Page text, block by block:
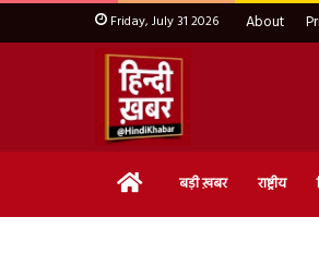
Friday, July 31 2026 About
Home बड़ी ख़बर राष्ट्रीय